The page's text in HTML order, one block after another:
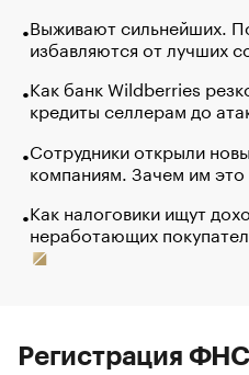
Выживают сильнейших.
избавляются от лучших
Как банк Wildberries
кредиты селлерам до
Сотрудники открыли
компаниям. Зачем им это
Как налоговики ищут
неработающих
Регистрация ФНС